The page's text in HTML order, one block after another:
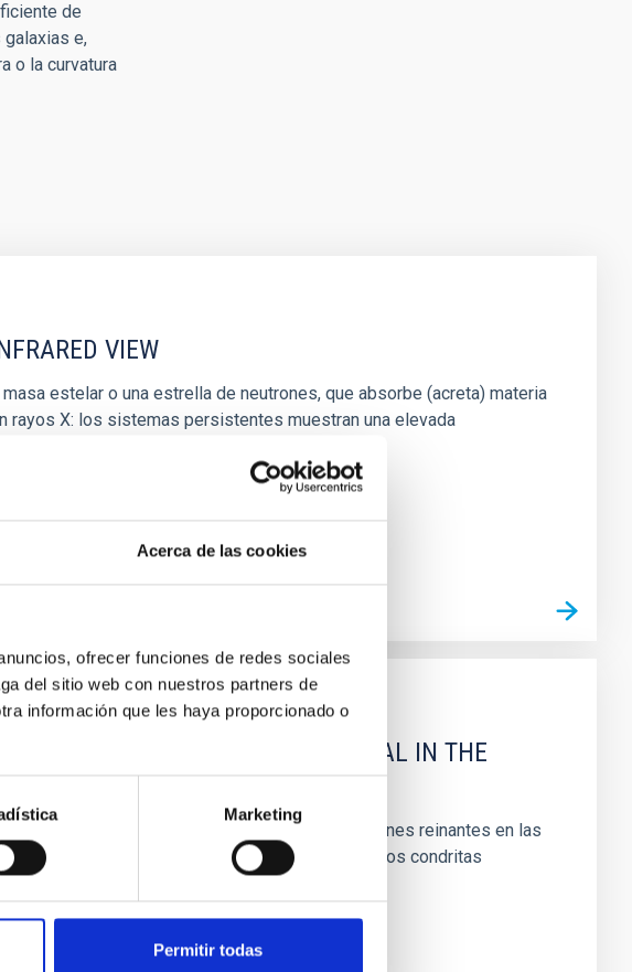
Acerca de las cookies
ofrecer funciones de redes sociales
del sitio web con nuestros partners de
información que les haya proporcionado o
Marketing
Permitir todas
de
e,
o la curvatura
VIEW
estelar o una estrella de neutrones, que absorbe (acreta) materia
X: los sistemas persistentes muestran una elevada
OF PRIMITIVE MATERIAL IN THE
su estudio nos ayuda a entender las condiciones reinantes en las
con espectros similares a los de los meteoritos condritas